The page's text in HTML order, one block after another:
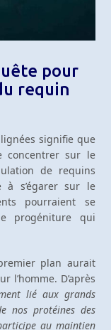
pour
requin
signifie que
concentrer sur le
de requins
à s’égarer sur le
pourraient se
progéniture qui
plan aurait
l’homme. D’après
lié aux grands
nos protéines des
au maintien